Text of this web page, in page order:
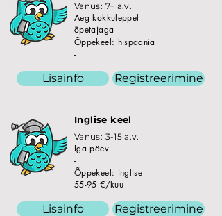
Vanus: 7+ a.v.
Aeg kokkuleppel
õpetajaga
Õppekeel: hispaania
-
Lisainfo Registreerimine
Inglise keel
Vanus: 3-15 a.v.
Iga päev
-
Õppekeel: inglise
55-95 €/kuu
Lisainfo Registreerimine